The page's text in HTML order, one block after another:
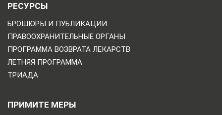
РЕСУРСЫ
БРОШЮРЫ И ПУБЛИКАЦИИ
ПРАВООХРАНИТЕЛЬНЫЕ ОРГАНЫ
ПРОГРАММА ВОЗВРАТА ЛЕКАРСТВ
ЛЕТНЯЯ ПРОГРАММА
ТРИАДА
ПРИМИТЕ МЕРЫ